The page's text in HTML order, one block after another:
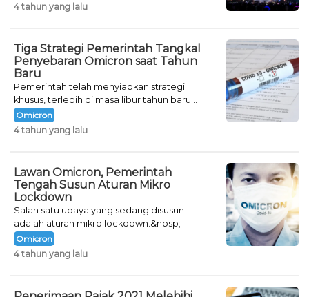
4 tahun yang lalu
Tiga Strategi Pemerintah Tangkal
Penyebaran Omicron saat Tahun
Baru
Pemerintah telah menyiapkan strategi
khusus, terlebih di masa libur tahun baru
seperti saat ini.
Omicron
4 tahun yang lalu
Lawan Omicron, Pemerintah
Tengah Susun Aturan Mikro
Lockdown
Salah satu upaya yang sedang disusun
adalah aturan mikro lockdown.&nbsp;
Omicron
4 tahun yang lalu